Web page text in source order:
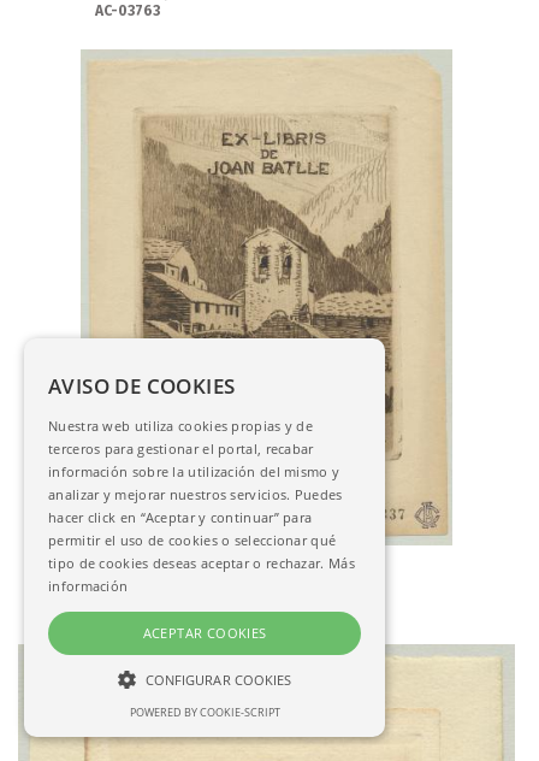
AC-03763
M.F.M.
Ex Libris de Joan Batlle
AVISO DE COOKIES
Nuestra web utiliza cookies propias y de
terceros para gestionar el portal, recabar
información sobre la utilización del mismo y
analizar y mejorar nuestros servicios. Puedes
hacer click en “Aceptar y continuar” para
permitir el uso de cookies o seleccionar qué
tipo de cookies deseas aceptar o rechazar. Más
información
ACEPTAR COOKIES
CONFIGURAR COOKIES
NECESARIAS
ANALÍTICAS
POWERED BY COOKIE-SCRIPT